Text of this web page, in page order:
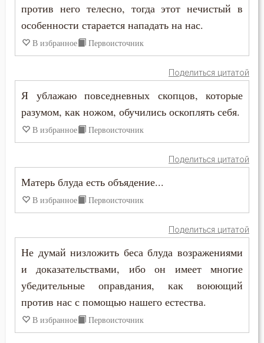
Гнев
Гордость
Деньги
Добро
Духовная жизнь
Душа
Женщина
Жестокость
Жизнь
Никита Стифат
Никон Оптинский (Беляев)
Нил Синайский
Симеон Новый Богослов
Феодор Эдесский
против него телесно, тогда этот нечистый в
особенности старается нападать на нас.
В избранное Первоисточник
Поделиться цитатой
Я ублажаю повседневных скопцов, которые
разумом, как ножом, обучились оскоплять себя.
В избранное Первоисточник
Поделиться цитатой
Матерь блуда есть объядение...
В избранное Первоисточник
Поделиться цитатой
Не думай низложить беса блуда возражениями
и доказательствами, ибо он имеет многие
убедительные оправдания, как воюющий
против нас с помощью нашего естества.
В избранное Первоисточник